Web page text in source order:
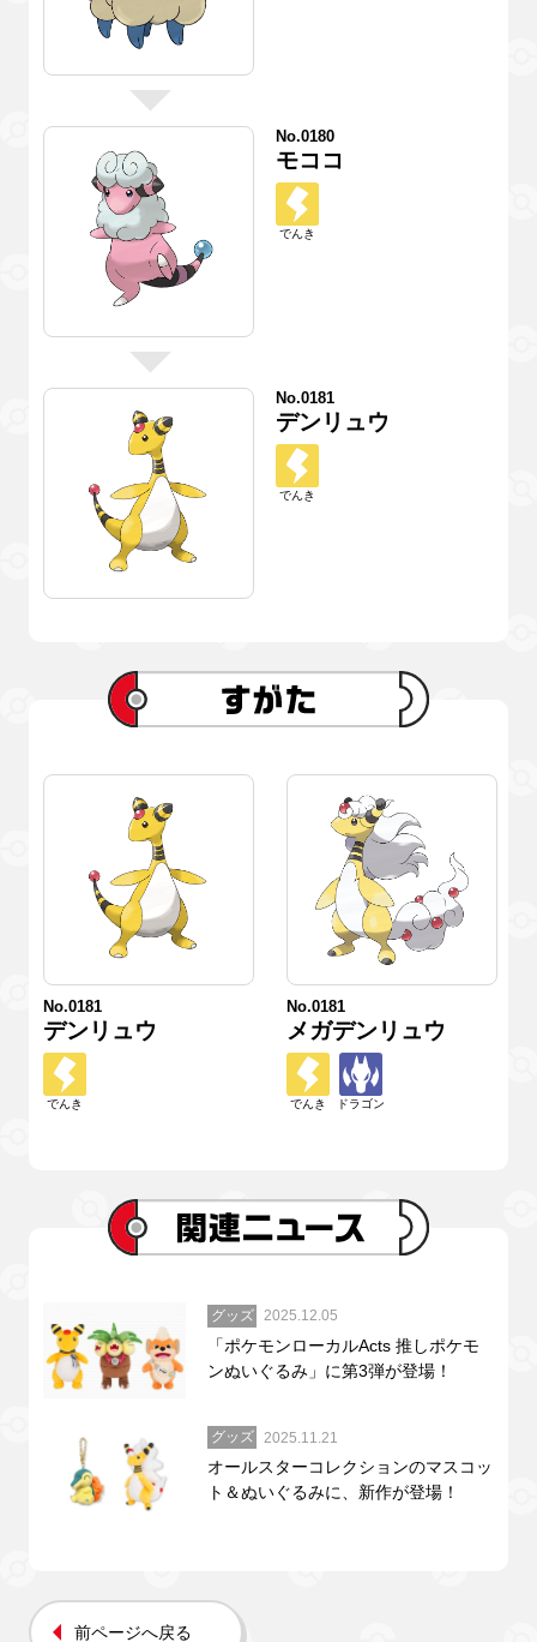
No.0180
モココ
でんき
No.0181
デンリュウ
でんき
No.0181
デンリュウ
でんき
No.0181
メガデンリュウ
でんき ドラゴン
グッズ 2025.12.05
「ポケモンローカルActs 推しポケモ
ンぬいぐるみ」に第3弾が登場！
グッズ 2025.11.21
オールスターコレクションのマスコッ
ト＆ぬいぐるみに、新作が登場！
前ページへ戻る